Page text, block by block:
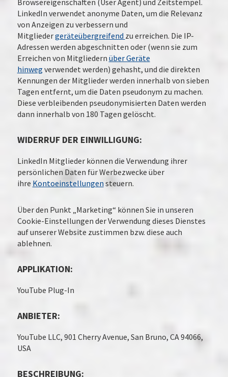
Browsereigenschaften (User Agent) und Zeitstempel.
LinkedIn verwendet anonyme Daten, um die Relevanz
von Anzeigen zu verbessern und
Mitgliedergeräteübergreifend zu erreichen. Die IP-
Adressen werden abgeschnitten oder (wenn sie zum
Erreichen von Mitgliedern über Geräte
hinweg verwendet werden) gehasht, und die direkten
Kennungen der Mitglieder werden innerhalb von sieben
Tagen entfernt, um die Daten pseudonym zu machen.
Diese verbleibenden pseudonymisierten Daten werden
dann innerhalb von 180 Tagen gelöscht.
WIDERRUF DER EINWILLIGUNG:
LinkedIn Mitglieder können die Verwendung ihrer
persönlichen Daten für Werbezwecke über
ihre Kontoeinstellungen steuern.
Über den Punkt „Marketing“ können Sie in unseren
Cookie-Einstellungen der Verwendung dieses Dienstes
auf unserer Website zustimmen bzw. diese auch
ablehnen.
APPLIKATION:
YouTube Plug-In
ANBIETER:
YouTube LLC, 901 Cherry Avenue, San Bruno, CA 94066,
USA
BESCHREIBUNG: